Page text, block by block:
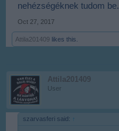
nehézségéknek tudom be.
Oct 27, 2017
Attila201409 likes this.
Attila201409
User
szarvasferi said: ↑